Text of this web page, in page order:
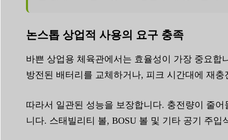
논스톱 상업적 사용의 요구 충족
바쁜 상업용 체육관에서는 효율성이 가장 중요
방전된 배터리를 교체하거나, 피크 시간대에 재
따라서 일관된 성능을 보장합니다. 충전량이 줄
니다. 스태빌리티 볼, BOSU 볼 및 기타 공기 주